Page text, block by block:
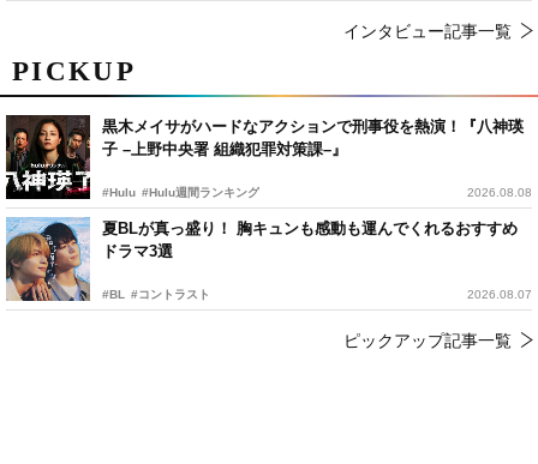
PICKUP
黒木メイサがハードなアクションで刑事役を熱演！『八神瑛
子 –上野中央署 組織犯罪対策課–』
#Hulu #Hulu週間ランキング 2026.08.08
夏BLが真っ盛り！ 胸キュンも感動も運んでくれるおすすめ
ドラマ3選
#BL #コントラスト 2026.08.07
ピックアップ記事一覧
インタビュー記事一覧